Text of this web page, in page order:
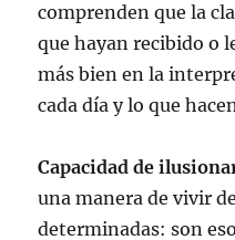
comprenden que la
que hayan recibido o
más bien en la
cada día y lo que
Capacidad de
una manera de vivir
determinadas: son